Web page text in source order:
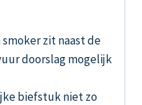
zit naast de
doorslag mogelijk
biefstuk niet zo